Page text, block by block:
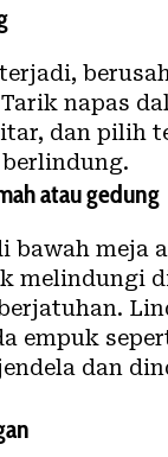
napas
dan pilih
atau gedung
bawah meja
melindungi
empuk
dan